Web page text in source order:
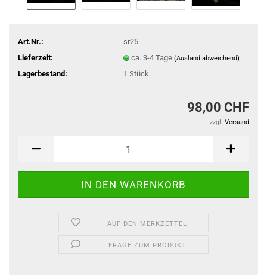
Art.Nr.:
sr25
Lieferzeit:
ca. 3-4 Tage (Ausland abweichend)
Lagerbestand: 1 Stück
98,00 CHF
zzgl. Versand
AUF DEN MERKZETTEL
FRAGE ZUM PRODUKT